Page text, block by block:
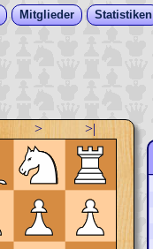
Mitglieder Statistiken
> >|